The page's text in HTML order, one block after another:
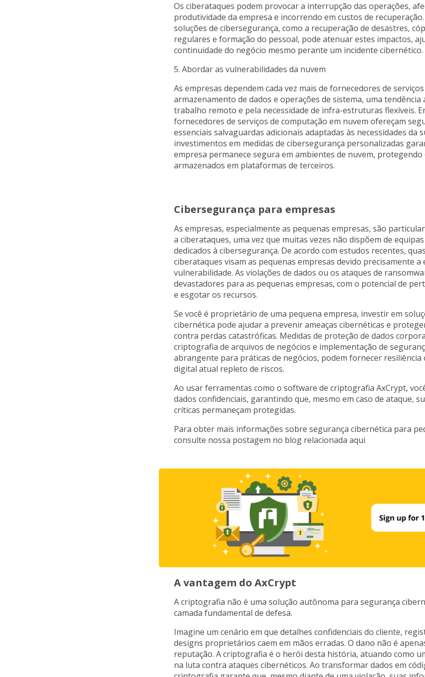
Os ciberataques podem provocar a interrupção das operações,
produtividade da empresa e incorrendo em custos de
soluções de cibersegurança, como a recuperação de desastres,
regulares e formação do pessoal, pode atenuar estes impactos,
continuidade do negócio mesmo perante um incidente cibernético.
5. Abordar as vulnerabilidades da nuvem
As empresas dependem cada vez mais de fornecedores de
armazenamento de dados e operações de sistema, uma tendência
trabalho remoto e pela necessidade de infra-estruturas flexíveis.
fornecedores de serviços de computação em nuvem ofereçam
essenciais salvaguardas adicionais adaptadas às necessidades da
investimentos em medidas de cibersegurança personalizadas
empresa permanece segura em ambientes de nuvem, protegendo
armazenados em plataformas de terceiros.
Cibersegurança para empresas
As empresas, especialmente as pequenas empresas, são
a ciberataques, uma vez que muitas vezes não dispõem de
dedicados à cibersegurança. De acordo com estudos recentes,
ciberataques visam as pequenas empresas devido precisamente a
vulnerabilidade. As violações de dados ou os ataques de
devastadores para as pequenas empresas, com o potencial de
e esgotar os recursos.
Se você é proprietário de uma pequena empresa, investir em
cibernética pode ajudar a prevenir ameaças cibernéticas e
contra perdas catastróficas. Medidas de proteção de dados
criptografia de arquivos de negócios e implementação de
abrangente para práticas de negócios, podem fornecer resiliência
digital atual repleto de riscos.
Ao usar ferramentas como o software de criptografia AxCrypt,
dados confidenciais, garantindo que, mesmo em caso de ataque,
críticas permaneçam protegidas.
Para obter mais informações sobre segurança cibernética para
consulte nossa postagem no blog relacionada aqui
A vantagem do AxCrypt
A criptografia não é uma solução autônoma para segurança
camada fundamental de defesa.
Imagine um cenário em que detalhes confidenciais do cliente,
designs proprietários caem em mãos erradas. O dano não é
reputação. A criptografia é o herói desta história, atuando como
na luta contra ataques cibernéticos. Ao transformar dados em